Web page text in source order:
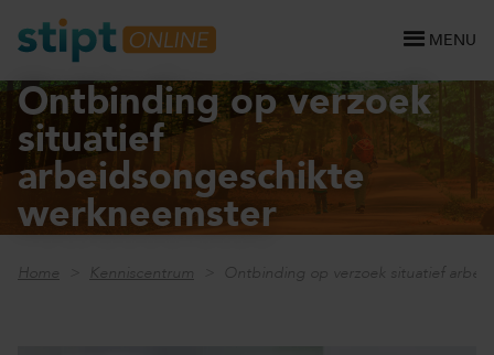
MENU
Ontbinding op verzoek
situatief
arbeidsongeschikte
werkneemster
Home Kenniscentrum Ontbinding op verzoek situatief